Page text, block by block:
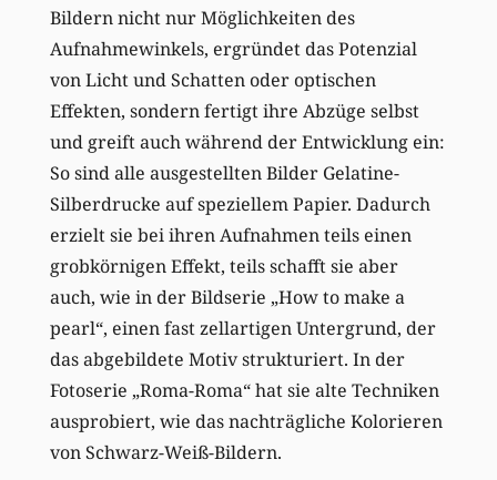
Bildern nicht nur Möglichkeiten des
Aufnahmewinkels, ergründet das Potenzial
von Licht und Schatten oder optischen
Effekten, sondern fertigt ihre Abzüge selbst
und greift auch während der Entwicklung ein:
So sind alle ausgestellten Bilder Gelatine-
Silberdrucke auf speziellem Papier. Dadurch
erzielt sie bei ihren Aufnahmen teils einen
grobkörnigen Effekt, teils schafft sie aber
auch, wie in der Bildserie „How to make a
pearl“, einen fast zellartigen Untergrund, der
das abgebildete Motiv strukturiert. In der
Fotoserie „Roma-Roma“ hat sie alte Techniken
ausprobiert, wie das nachträgliche Kolorieren
von Schwarz-Weiß-Bildern.